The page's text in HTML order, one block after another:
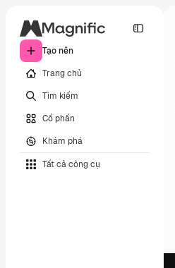
Tạo nên
Trang chủ
Tìm kiếm
Cổ phần
Khám phá
Tất cả công cụ